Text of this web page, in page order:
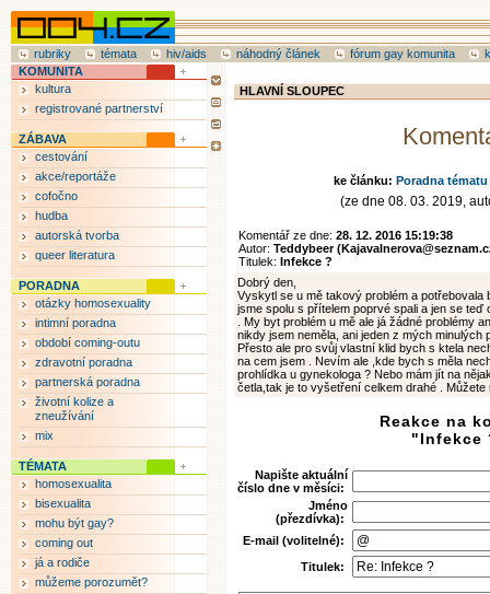
rubriky témata hiv/aids náhodný článek fórum gay komunita
HLAVNÍ SLOUPEC
ke článku: Poradna
(ze dne 08. 03. 2019,
Komentář ze dne: 28. 12. 2016 15:19:38
Autor: Teddybeer
Titulek: Infekce ?
Dobrý den,
Vyskytl se u mě takový problém a potřebovala
jsme spolu s přítelem poprvé spali a jen se teď
. My byt problém u mě ale já žádné problémy
nikdy jsem neměla, ani jeden z mých minulých
Přesto ale pro svůj vlastní klid bych s ktela
na cem jsem . Nevím ale ,kde bych s měla
prohlídka u gynekologa ? Nebo mám jít na
četla,tak je to vyšetření celkem drahé . Můžete
Reakce na
"Infekce
Napište aktuální
číslo dne v měsíci:
Jméno
(přezdívka):
E-mail (volitelné):
Titulek:
KOMUNITA
kultura
registrované partnerství
ZÁBAVA
cestování
akce/reportáže
cofočno
hudba
autorská tvorba
queer literatura
PORADNA
otázky homosexuality
intimní poradna
období coming-outu
zdravotní poradna
partnerská poradna
životní kolize a
zneužívání
mix
TÉMATA
homosexualita
bisexualita
mohu být gay?
coming out
já a rodiče
můžeme porozumět?